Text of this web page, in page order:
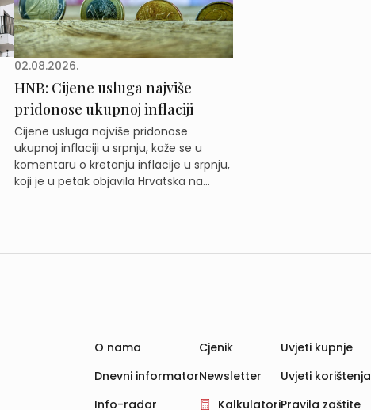
02.08.2026.
HNB: Cijene usluga najviše
pridonose ukupnoj inflaciji
Cijene usluga najviše pridonose
ukupnoj inflaciji u srpnju, kaže se u
komentaru o kretanju inflacije u srpnju,
koji je u petak objavila Hrvatska na...
O nama
Dnevni informator
Info-radar
Cjenik
Newsletter
Kalkulatori
Uvjeti kupnje
Uvjeti korištenja
Pravila zaštite